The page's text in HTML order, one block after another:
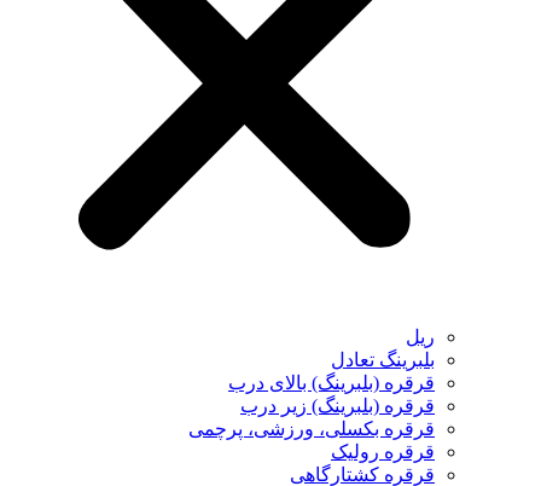
ریل
بلبرینگ تعادل
قرقره (بلبرینگ) بالای درب
قرقره (بلبرینگ) زیر درب
قرقره بکسلی، ورزشی، پرچمی
قرقره رولیک
قرقره کشتارگاهی